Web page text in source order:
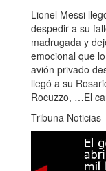
Lionel Messi
despedir a su
madrugada y
emocional que
avión privado
llegó a su
Rocuzzo, …El
Tribuna Noticias